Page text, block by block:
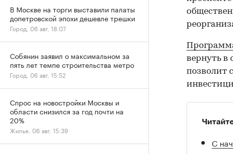
вернуть в
позволит
С
В Москве на торги выставили палаты
допетровской эпохи дешевле трешки
Город, 06 авг, 18:07
Собянин заявил о максимальном за
пять лет темпе строительства метро
Город, 06 авг, 15:52
Спрос на новостройки Москвы и
области снизился за год почти на
20%
Жилье, 06 авг, 15:39